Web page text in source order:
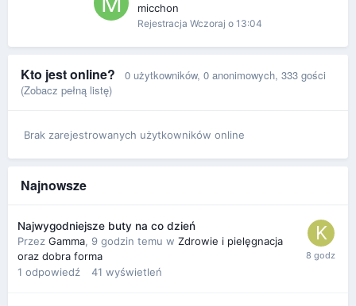
micchon
Rejestracja Wczoraj o 13:04
Kto jest online? 0 użytkowników, 0 anonimowych, 333 gości
(Zobacz pełną listę)
Brak zarejestrowanych użytkowników online
Najnowsze
Najwygodniejsze buty na co dzień
Przez Gamma, 9 godzin temu w Zdrowie i pielęgnacja
oraz dobra forma
1 odpowiedź 41 wyświetleń